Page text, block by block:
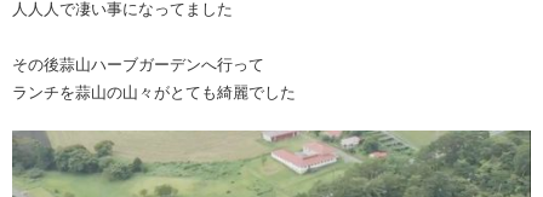
人人人で凄い事になってました
その後蒜山ハーブガーデンへ行って
ランチを蒜山の山々がとても綺麗でした